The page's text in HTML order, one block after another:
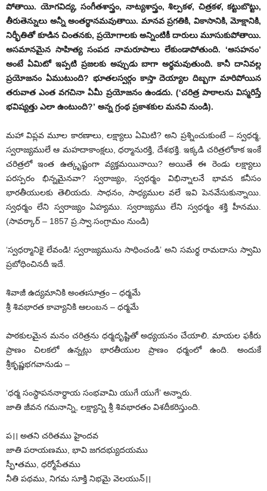
పోతాయి. యోగవిద్య, సంగీతశాస్త్రం, నాట్యశాస్త్రం, శిల్పకళ, చిత్రకళ, కట్టుబొట్టు,
తీరుతెన్నులు అన్నీ అంతర్థానమవుతాయి. మానవ ప్రగతికి, వికాసానికి, మోక్షానికి,
నిర్భీతితో కూడిన చింతనకు, ప్రయోగాలకు అన్నింటికీ దారులు మూసుకుపోతాయి.
అసమానమైన సాహిత్య సంపద నామరూపాలు లేకుండాపోతుంది. ‘అసహనం’
అంటే ఏమిటో ఇప్పటి ప్రజలకు అప్పుడు బాగా అర్థమవుతుంది. కానీ దానివల్ల
ప్రయోజనం ఏముటుంది? భూతలస్వర్గం కాస్తా దెయ్యాల దిబ్బగా మారిపోయిన
తరువాత ఎంత వగచినా ఏమీ ప్రయోజనం ఉండదు. (‘చరిత్ర పాఠాలను విస్మరిస్తే
భవిష్యత్తు ఎలా ఉంటుంది?’ అన్న గ్రంథ ప్రకాశకుల మనవి నుండి).
మహా విప్లవ మూల కారణాలు, లక్ష్యాలు ఏమిటి? అని ప్రశ్నించుకుంటే – స్వధర్మ,
స్వరాజ్యములే ఆ మహదాకాంక్షలు, ధర్మానురక్తి, దేశభక్తి. ఇక్కడి చరిత్రలోకాక ఇంకే
చరిత్రలో ఇంత ఉత్కృష్టంగా వ్యక్తమయినాయి? అయితే ఈ రెండు లక్ష్యాలు
పరస్పరం భిన్నమైనవా? స్వరాజ్యం, స్వధర్మం విభిన్నాలనే భావన కనీసం
భారతీయులకు తెలియదు. సాధనం, సాధ్యముల వలే ఇవి పెనవేసుకున్నాయి.
స్వధర్మం లేని స్వరాజ్యం ఏహ్యము. స్వరాజ్యము లేని స్వధర్మం శక్తి హీనము.
(సావర్కార్‌ – 1857 ‌ప్ర.స్వా.సంగ్రామం నుండి)
‘స్వధర్మానికై లేవండి! స్వరాజ్యమును సాధించండి’ అని సమర్థ రామదాసు స్వామి
ప్రబోధించినదీ ఇదే.
శివాజీ ఉద్యమానికి అంతఃసూత్రం – ధర్మమే
శ్రీ శివభారత కావ్యానికి ఆలంబన – ధర్మమే
పాఠకులమైన మనం చరిత్రను ధర్మదృష్టితో అధ్యయనం చేయాలి. మాయల ఫకీరు
ప్రాణం చిలకలో ఉన్నట్లు భారతీయుల ప్రాణం ధర్మంలో ఉంది. అందుకే
శ్రీకృష్ణభగవానుడు –
‘ధర్మ సంస్థాపననార్ధాయ సంభవామి యుగే యుగే’ అన్నారు.
జాతి జీవన గమనాన్ని, లక్ష్యాన్ని శ్రీ శివభారతం విశదీకరిస్తుంది.
ప।। అతని చరితము హైందవ
జాతి పరాయణము, భావి జగదభ్యుదయము
స్ఫీ•తము, ధర్మోపేతము
నీతి పథము, నిగమ సూక్తి నిభమై వెలయున్‌।।